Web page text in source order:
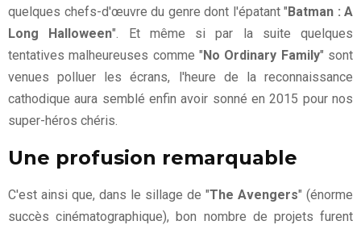
quelques chefs-d'œuvre du genre dont l'épatant "Batman : A
Long Halloween". Et même si par la suite quelques
tentatives malheureuses comme "No Ordinary Family" sont
venues polluer les écrans, l'heure de la reconnaissance
cathodique aura semblé enfin avoir sonné en 2015 pour nos
super-héros chéris.
Une profusion remarquable
C'est ainsi que, dans le sillage de "The Avengers" (énorme
succès cinématographique), bon nombre de projets furent